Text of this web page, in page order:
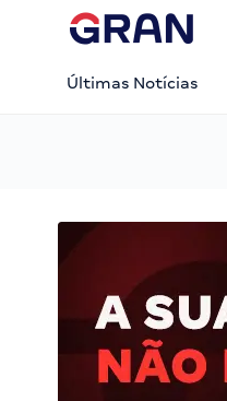
Últimas Notícias